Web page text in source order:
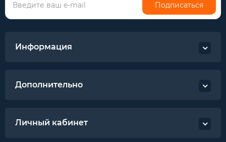
Подписаться
Информация
Дополнительно
Личный кабинет